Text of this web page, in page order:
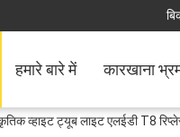
हमारे बारे में कारखाना
व्हाइट ट्यूब लाइट एलईडी T8